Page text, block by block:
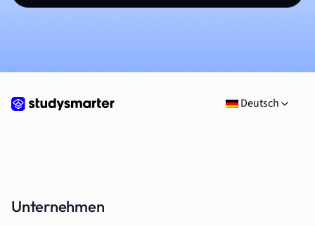
Deutsch
Unternehmen